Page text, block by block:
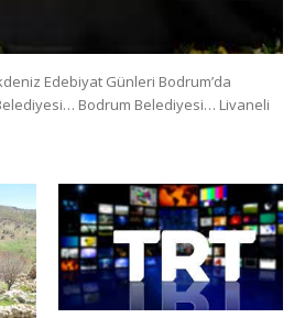
Edebiyat Günleri Bodrum’da
Bodrum Belediyesi… Livaneli